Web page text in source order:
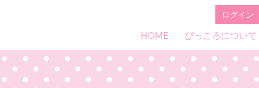
ログイン
HOME
ぴっころについて